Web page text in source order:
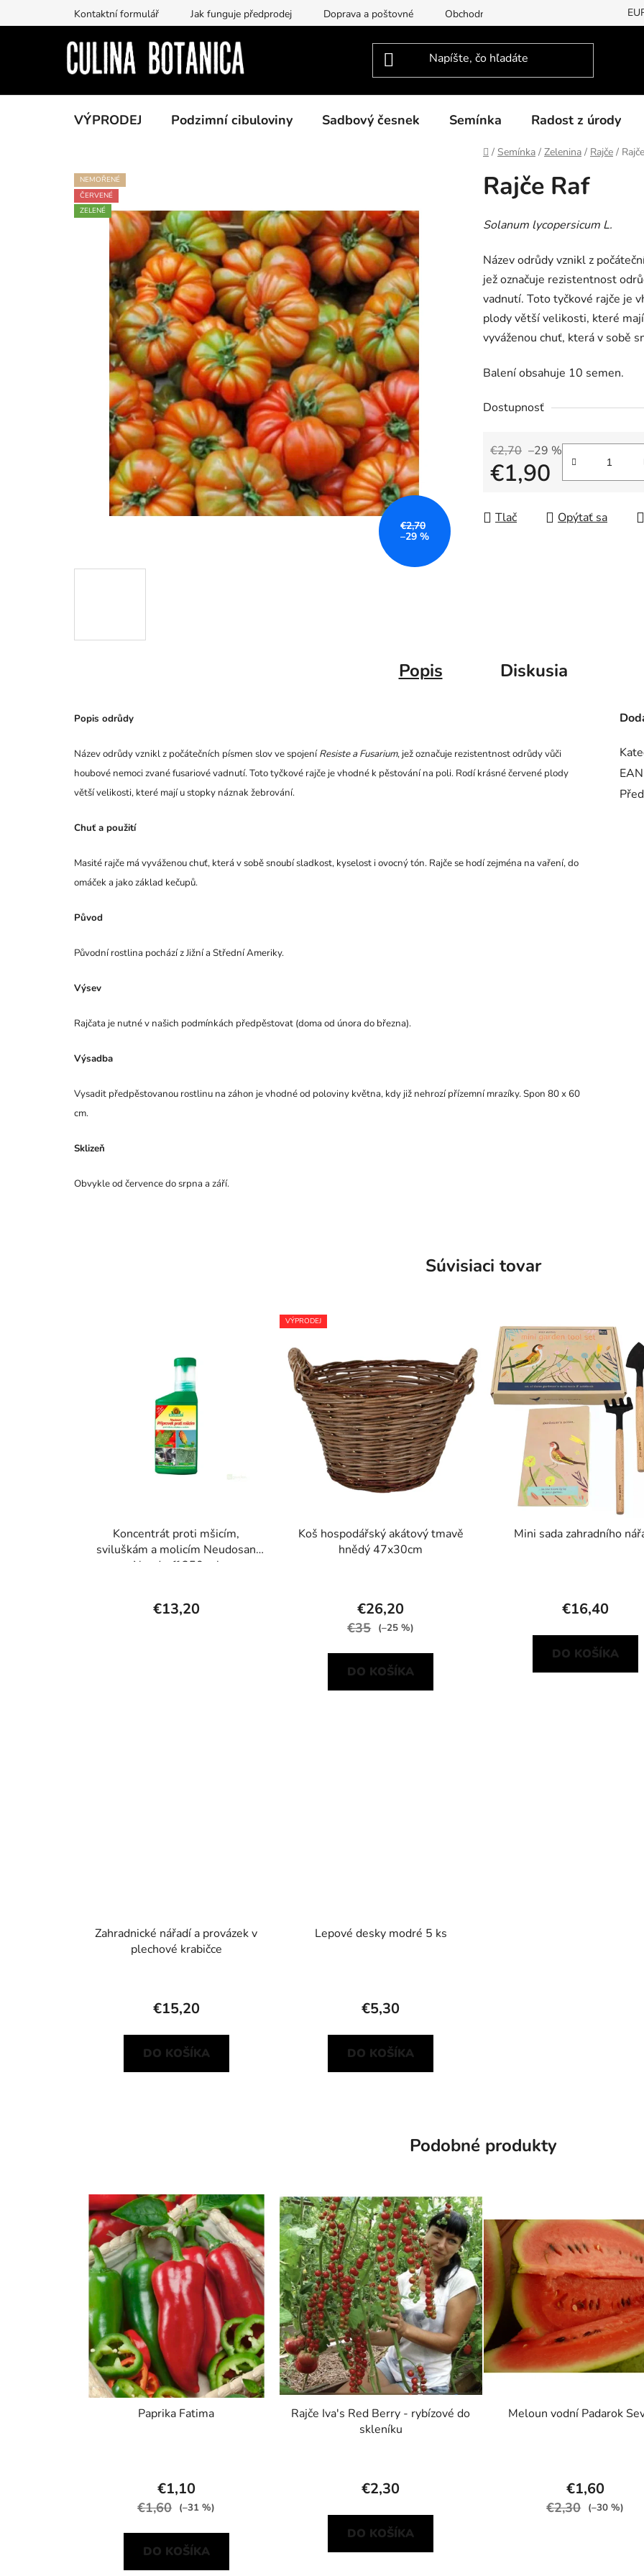
na
Kontaktní formulář Jak funguje předprodej Doprava a poštovné Obchodní podmínky Podmínky
VÝPRODEJ Podzimní cibuloviny Sadbový česnek Semínka Radost z úrody
Domov
/ Semínka / Zelenina / Rajče /
Rajče Raf
Solanum lycopersicum L.
Název odrůdy vznikl z
jež označuje rezistentnost
vadnutí. Toto tyčkové rajče je
plody větší velikosti, které
vyváženou chuť, která v sobě
Balení obsahuje 10 semen.
Dostupnosť
€2,70 –29 %
€1,90
Tlač Opýtať sa
NEMOŘENÉ
ČERVENÉ
ZELENÉ
€2,70
–29 %
Popis Diskusia
Popis odrůdy
Název odrůdy vznikl z počátečních písmen slov ve spojeníResiste a Fusarium, jež označuje rezistentnost odrůdy vůči
houbové nemoci zvané fusariové vadnutí. Toto tyčkové rajče je vhodné k pěstování na poli. Rodí krásné červené plody
větší velikosti, které mají u stopky náznak žebrování.
Chuť a použití
Masité rajče má vyváženou chuť, která v sobě snoubí sladkost, kyselost i ovocný tón. Rajče se hodí zejména na vaření, do
omáček a jako základ kečupů.
Původ
Původní rostlina pochází z Jižní a Střední Ameriky.
Výsev
Rajčata je nutné v našich podmínkách předpěstovat (doma od února do března).
Výsadba
Vysadit předpěstovanou rostlinu na záhon je vhodné od poloviny května, kdy již nehrozí přízemní mrazíky. Spon 80 x 60
cm.
Sklizeň
Obvykle od července do srpna a září.
EAN
Súvisiaci tovar
Koncentrát proti mšicím,
sviluškám a molicím Neudosan
Neudorff 250 ml
€13,20
VÝPRODEJ
Koš hospodářský akátový tmavě
hnědý 47x30cm
€26,20
€35 (–25 %)
DO KOŠÍKA
Mini sada zahradního
€16,40
DO KOŠÍKA
Zahradnické nářadí a provázek v
plechové krabičce
€15,20
DO KOŠÍKA
Lepové desky modré 5 ks
€5,30
DO KOŠÍKA
Podobné produkty
Paprika Fatima
€1,10
€1,60 (–31 %)
DO KOŠÍKA
Rajče Iva's Red Berry - rybízové do
skleníku
€2,30
DO KOŠÍKA
Meloun vodní Padarok
€1,60
€2,30 (–30 %)